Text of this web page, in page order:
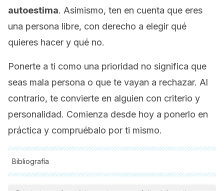
autoestima. Asimismo, ten en cuenta que eres
una persona libre, con derecho a elegir qué
quieres hacer y qué no.
Ponerte a ti como una prioridad no significa que
seas mala persona o que te vayan a rechazar. Al
contrario, te convierte en alguien con criterio y
personalidad. Comienza desde hoy a ponerlo en
práctica y compruébalo por ti mismo.
Bibliografía
Todas las fuentes citadas fueron revisadas a profundidad por